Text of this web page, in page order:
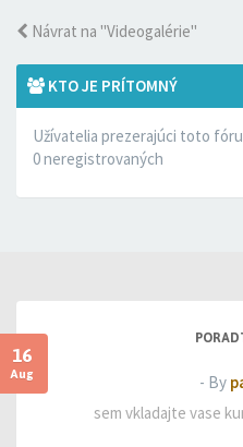
Návrat na "Videogalérie"
KTO JE PRÍTOMNÝ
Užívatelia prezerajúci toto
0 neregistrovaných
16
Aug - By
sem vkladajte vase